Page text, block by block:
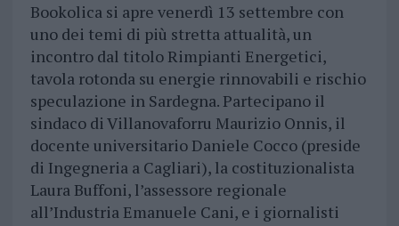
Bookolica si apre venerdì 13 settembre con
uno dei temi di più stretta attualità, un
incontro dal titolo Rimpianti Energetici,
tavola rotonda su energie rinnovabili e rischio
speculazione in Sardegna. Partecipano il
sindaco di Villanovaforru Maurizio Onnis, il
docente universitario Daniele Cocco (preside
di Ingegneria a Cagliari), la costituzionalista
Laura Buffoni, l’assessore regionale
all’Industria Emanuele Cani, e i giornalisti